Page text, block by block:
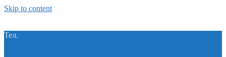
Skip to content
Тел.